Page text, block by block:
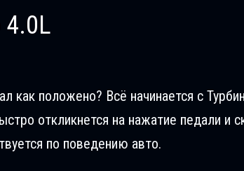
как положено? Всё начинается с
откликнется на нажатие педали и
по поведению авто.